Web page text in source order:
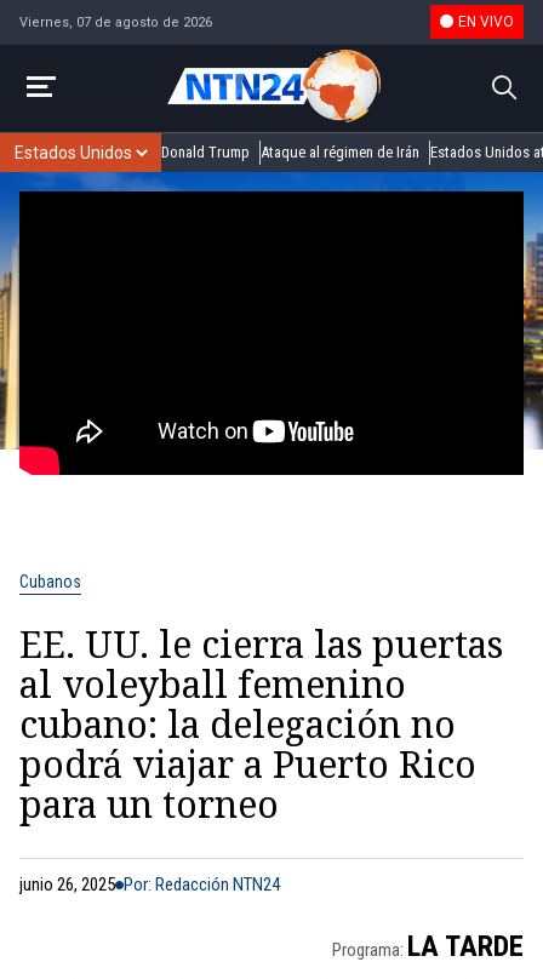
Viernes, 07 de agosto de 2026 EN VIVO
Donald Trump Ataque al régimen de Irán Estados Unidos
Cubanos
EE. UU. le cierra las puertas
al voleyball femenino
cubano: la delegación no
podrá viajar a Puerto Rico
para un torneo
junio 26, 2025 Por: Redacción NTN24
Programa: LA TARDE